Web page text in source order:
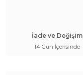
İade ve Değişim
14 Gün İçerisinde